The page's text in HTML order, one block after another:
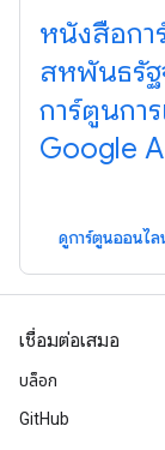
หนังสือกา
สหพันธรั
การ์ตูนกา
Google
ดูการ์ตูนออนไ
เชื่อมต่อเสมอ
บล็อก
GitHub